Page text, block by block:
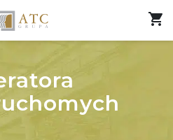
shopping_cart